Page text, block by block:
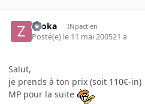
zooka INpactien
Posté(e) le 11 mai 200521 a
Salut,
je prends à ton prix (soit 110€-in)
MP pour la suite